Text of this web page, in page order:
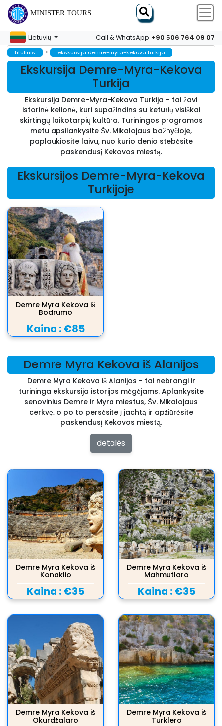
MINISTER TOURS
Lietuvių Call & WhatsApp +90 506 764 09 07
titulinis > ekskursija demre-myra-kekova turkija
Ekskursija Demre-Myra-Kekova
Turkija
Ekskursija Demre-Myra-Kekova Turkija – tai žavi
istorinė kelionė, kuri supažindins su keturių visiškai
skirtingų laikotarpių kultūra. Turiningos programos
metu apsilankysite Šv. Mikalojaus bažnyčioje,
paplaukiosite laivu, nuo kurio denio stebėsite
paskendusį Kekovos miestą.
Ekskursijos Demre-Myra-Kekova
Turkijoje
Demre Myra Kekova iš
Bodrumo
Kaina :€85
Demre Myra Kekova iš Alanijos
Demre Myra Kekova iš Alanijos - tai nebrangi ir
turininga ekskursija istorijos mėgėjams. Aplankysite
senovinius Demre ir Myra miestus, Šv. Mikalojaus
cerkvę, o po to persėsite į jachtą ir apžiūrėsite
paskendusį Kekovos miestą.
detalės
Demre Myra Kekova iš
Konaklio
Kaina :€35
Demre Myra Kekova iš
Mahmutlaro
Kaina :€35
Demre Myra Kekova iš
Okurdžalaro
Demre Myra Kekova iš
Turklero